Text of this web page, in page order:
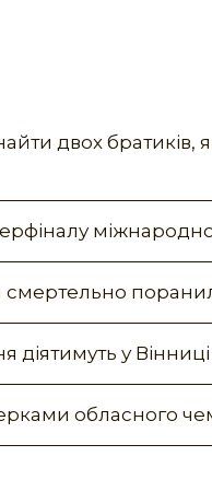
двох братиків,
смертельно
у Вінниці
обласного